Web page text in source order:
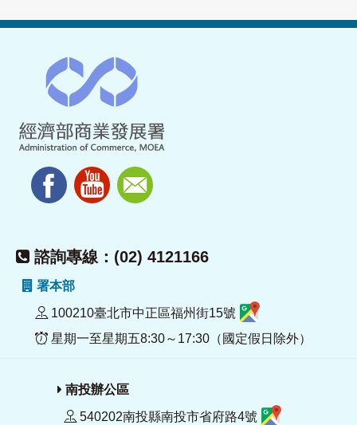
諮詢專線：(02) 4121166
署本部
100210臺北市中正區福州街15號
星期一至星期五8:30～17:30（國定假日除外）
南投辦公區
540202南投縣南投市省府路4號